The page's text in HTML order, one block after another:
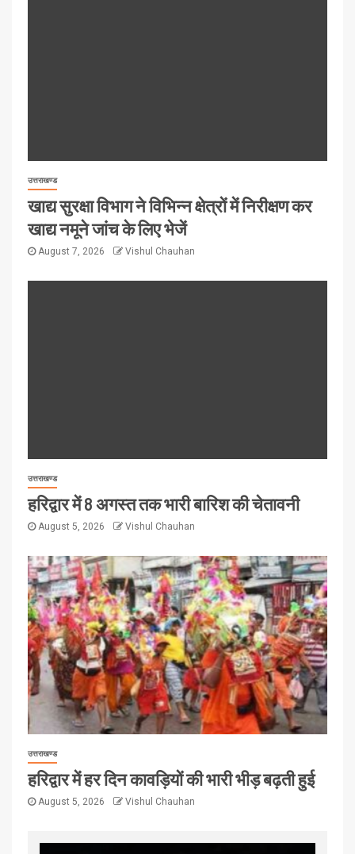
उत्तराखण्ड
खाद्य सुरक्षा विभाग ने विभिन्न क्षेत्रों में निरीक्षण कर
खाद्य नमूने जांच के लिए भेजें
August 7, 2026 Vishul Chauhan
उत्तराखण्ड
हरिद्वार में 8 अगस्त तक भारी बारिश की चेतावनी
August 5, 2026 Vishul Chauhan
उत्तराखण्ड
हरिद्वार में हर दिन कावड़ियों की भारी भीड़ बढ़ती हुई
August 5, 2026 Vishul Chauhan